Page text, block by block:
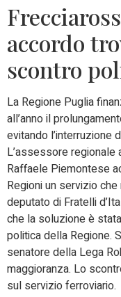
accordo
scontro
La Regione Puglia
all’anno il
evitando l’interruzione
L’assessore
Raffaele Piemontese
Regioni un servizio
deputato di Fratelli
che la soluzione è
politica della Regione.
senatore della Lega
maggioranza. Lo
sul servizio ferroviario.